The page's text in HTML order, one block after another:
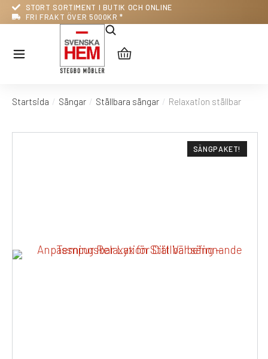
STORT SORTIMENT I BUTIK OCH ONLINE
FRI FRAKT ÖVER 5000KR *
Du är här:
Startsida Sängar Ställbara sängar Relaxation ställbar
SÄNGPAKET!